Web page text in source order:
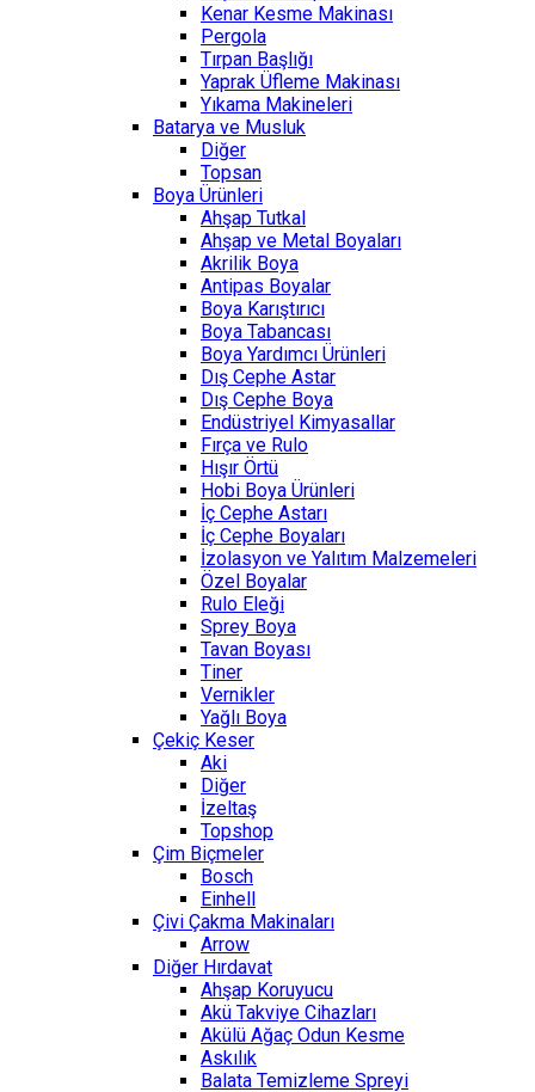
Kenar Kesme Makinası
Pergola
Tırpan Başlığı
Yaprak Üfleme Makinası
Yıkama Makineleri
Batarya ve Musluk
Diğer
Topsan
Boya Ürünleri
Ahşap Tutkal
Ahşap ve Metal Boyaları
Akrilik Boya
Antipas Boyalar
Boya Karıştırıcı
Boya Tabancası
Boya Yardımcı Ürünleri
Dış Cephe Astar
Dış Cephe Boya
Endüstriyel Kimyasallar
Fırça ve Rulo
Hışır Örtü
Hobi Boya Ürünleri
İç Cephe Astarı
İç Cephe Boyaları
İzolasyon ve Yalıtım Malzemeleri
Özel Boyalar
Rulo Eleği
Sprey Boya
Tavan Boyası
Tiner
Vernikler
Yağlı Boya
Çekiç Keser
Aki
Diğer
İzeltaş
Topshop
Çim Biçmeler
Bosch
Einhell
Çivi Çakma Makinaları
Arrow
Diğer Hırdavat
Ahşap Koruyucu
Akü Takviye Cihazları
Akülü Ağaç Odun Kesme
Askılık
Balata Temizleme Spreyi